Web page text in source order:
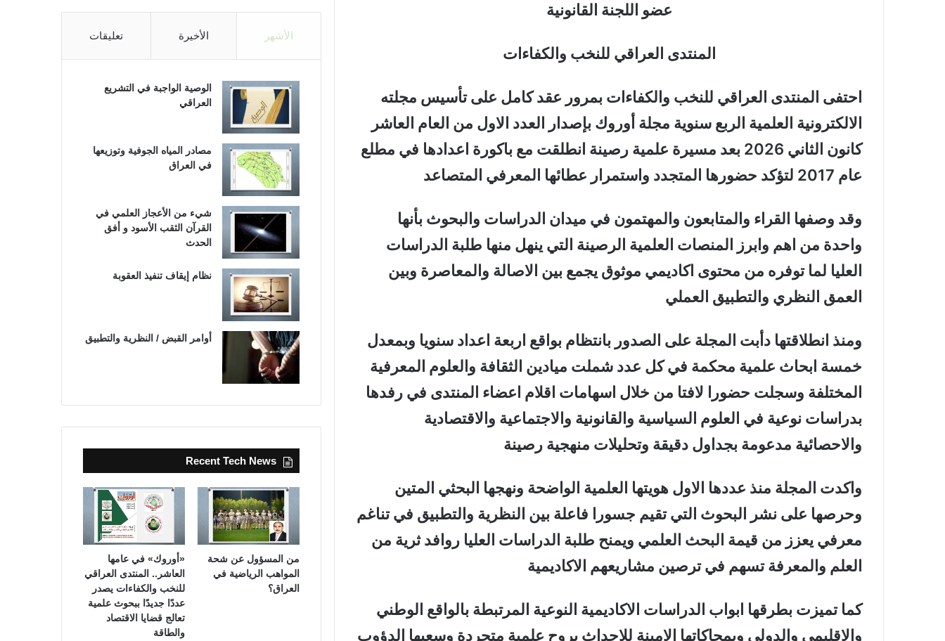
عضو اللجنة القانونية
المنتدى العراقي للنخب والكفاءات
احتفى المنتدى العراقي للنخب والكفاءات بمرور عقد كامل على تأسيس مجلته
الالكترونية العلمية الربع سنوية مجلة أوروك بإصدار العدد الاول من العام العاشر
كانون الثاني 2026 بعد مسيرة علمية رصينة انطلقت مع باكورة اعدادها في مطلع
عام 2017 لتؤكد حضورها المتجدد واستمرار عطائها المعرفي المتصاعد
وقد وصفها القراء والمتابعون والمهتمون في ميدان الدراسات والبحوث بأنها
واحدة من اهم وابرز المنصات العلمية الرصينة التي ينهل منها طلبة الدراسات
العليا لما توفره من محتوى اكاديمي موثوق يجمع بين الاصالة والمعاصرة وبين
العمق النظري والتطبيق العملي
ومنذ انطلاقتها دأبت المجلة على الصدور بانتظام بواقع اربعة اعداد سنويا وبمعدل
خمسة ابحاث علمية محكمة في كل عدد شملت ميادين الثقافة والعلوم المعرفية
المختلفة وسجلت حضورا لافتا من خلال اسهامات اقلام اعضاء المنتدى في رفدها
بدراسات نوعية في العلوم السياسية والقانونية والاجتماعية والاقتصادية
والاحصائية مدعومة بجداول دقيقة وتحليلات منهجية رصينة
واكدت المجلة منذ عددها الاول هويتها العلمية الواضحة ونهجها البحثي المتين
وحرصها على نشر البحوث التي تقيم جسورا فاعلة بين النظرية والتطبيق في تناغم
معرفي يعزز من قيمة البحث العلمي ويمنح طلبة الدراسات العليا روافد ثرية من
العلم والمعرفة تسهم في ترصين مشاريعهم الاكاديمية
كما تميزت بطرقها ابواب الدراسات الاكاديمية النوعية المرتبطة بالواقع الوطني
والاقليمي والدولي وبمحاكاتها الامينة للاحداث بروح علمية متجردة وسعيها الدؤوب
الأشهر الأخيرة تعليقات
الوصية الواجبة في التشريع
العراقي
مصادر المياه الجوفية وتوزيعها
في العراق
شيء من الأعجاز العلمي في
القرآن الثقب الأسود و أفق
الحدث
نظام إيقاف تنفيذ العقوبة
أوامر القبض / النظرية والتطبيق
Recent Tech News
من المسؤول عن شحة
المواهب الرياضية في
العراق؟
«أوروك» في عامها
العاشر.. المنتدى العراقي
للنخب والكفاءات يصدر
عددًا جديدًا ببحوث علمية
تعالج قضايا الاقتصاد
والطاقة